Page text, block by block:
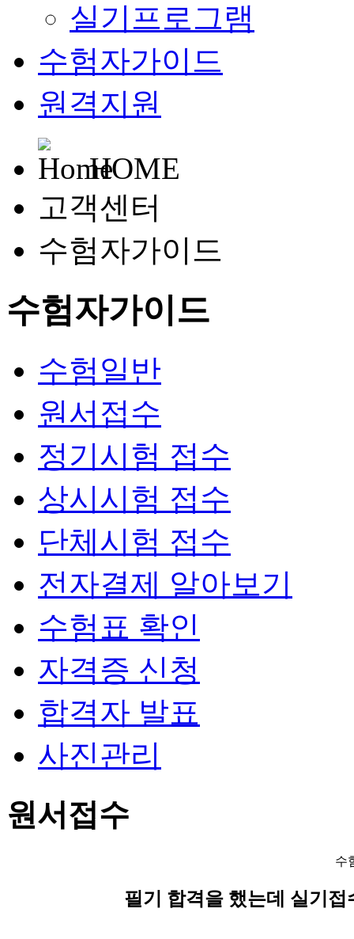
실기프로그램
수험자가이드
원격지원
HOME
고객센터
수험자가이드
수험자가이드
수험일반
원서접수
정기시험 접수
상시시험 접수
단체시험 접수
전자결제 알아보기
수험표 확인
자격증 신청
합격자 발표
사진관리
원서접수
수
필기 합격을 했는데 실기